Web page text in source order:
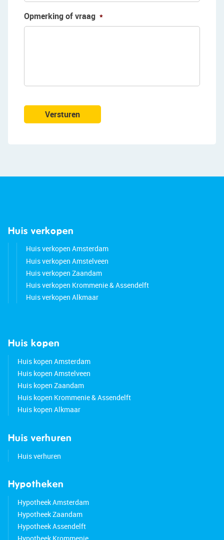
Opmerking of vraag *
Versturen
Huis verkopen
Huis verkopen Amsterdam
Huis verkopen Amstelveen
Huis verkopen Zaandam
Huis verkopen Krommenie & Assendelft
Huis verkopen Alkmaar
Huis kopen
Huis kopen Amsterdam
Huis kopen Amstelveen
Huis kopen Zaandam
Huis kopen Krommenie & Assendelft
Huis kopen Alkmaar
Huis verhuren
Huis verhuren
Hypotheken
Hypotheek Amsterdam
Hypotheek Zaandam
Hypotheek Assendelft